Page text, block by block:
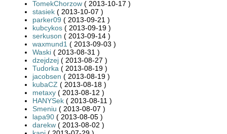
TomekChorzow ( 2013-10-17 )
stasiek ( 2013-10-07 )
parker09 ( 2013-09-21 )
kubcykos ( 2013-09-19 )
serkuson ( 2013-09-14 )
waxmund1 ( 2013-09-03 )
Waski ( 2013-08-31 )
dzejdzej ( 2013-08-27 )
Tudorka ( 2013-08-19 )
jacobsen ( 2013-08-19 )
kubaCZ ( 2013-08-18 )
metaxy ( 2013-08-12 )
HANYSek ( 2013-08-11 )
Smeniu ( 2013-08-07 )
lapa90 ( 2013-08-05 )
darekw ( 2013-08-02 )